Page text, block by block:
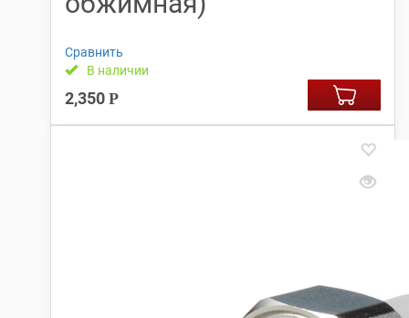
Сравнить
В наличии
2,350 Р